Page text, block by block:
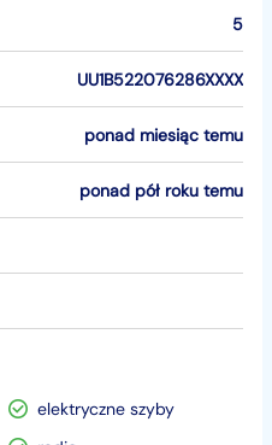
5
UU1B522076286XXXX
ponad miesiąc temu
ponad pół roku temu
elektryczne szyby